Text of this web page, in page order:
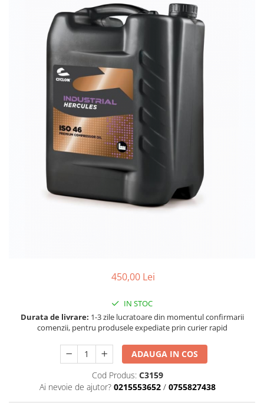
Accesorii spalare si uscare
Intretinere motor
Curatare generala
Restaurare faruri
Spalare si detailing rapid
Decontaminare vopsea
Intretinere vopsea
Dressing exterior
Intretinere moto
Recipiente si pulverizatoare
Genti si accesorii
■ Filtre habitaclu
■ Filtre hidraulice
■ Filtre uscator
■ Filtre aditivi
■ Filtre epurator
■ Filtre agent racire
450,00 Lei
IN STOC
Durata de livrare: 1-3 zile lucratoare din momentul confirmarii
comenzii, pentru produsele expediate prin curier rapid
ADAUGA IN COS
Cod Produs: C3159
Ai nevoie de ajutor? 0215553652 / 0755827438